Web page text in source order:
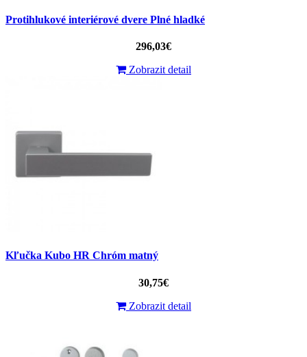
Protihlukové interiérové ​​dvere Plné hladké
296,03€
Zobrazit detail
Kľučka Kubo HR Chróm matný
30,75€
Zobrazit detail